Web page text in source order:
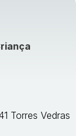
Torres Vedras